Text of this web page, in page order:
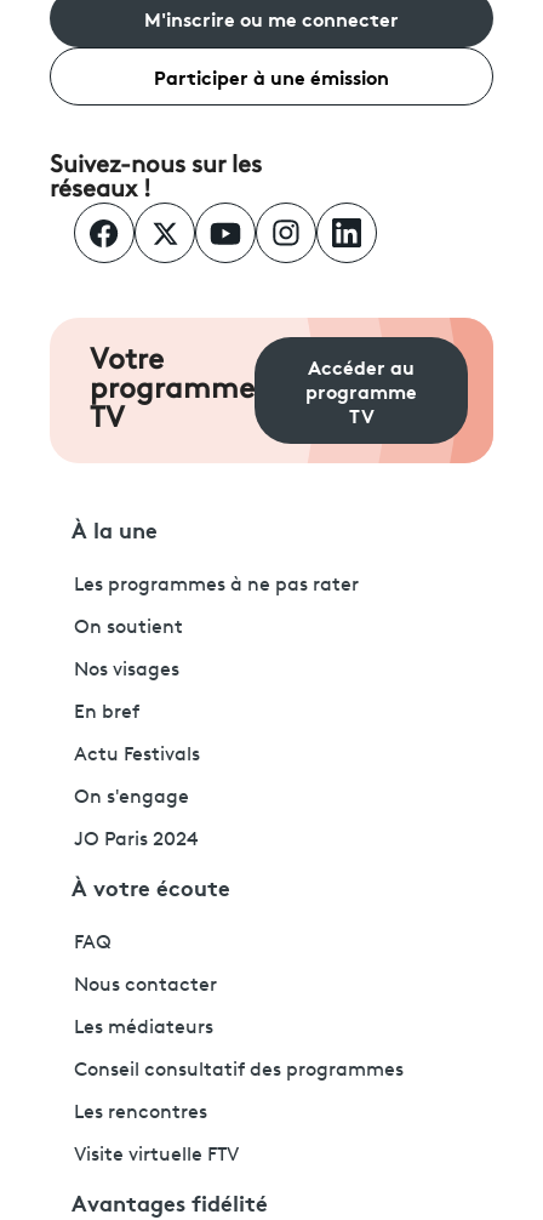
M'inscrire ou me connecter
Participer à une émission
Suivez-nous sur les
réseaux !
Votre
programme
TV
Accéder au
programme
TV
À la une
Les programmes à ne pas rater
On soutient
Nos visages
En bref
Actu Festivals
On s'engage
JO Paris 2024
À votre écoute
FAQ
Nous contacter
Les médiateurs
Conseil consultatif des programmes
Les rencontres
Visite virtuelle FTV
Avantages fidélité